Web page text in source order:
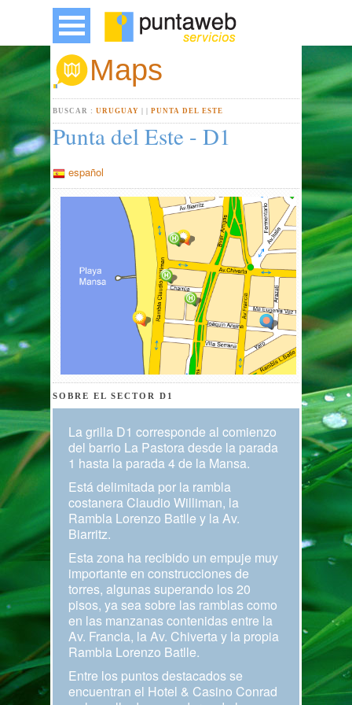
Maps
BUSCAR :URUGUAY |PUNTA DEL ESTE
Punta del Este - D1
español
SOBRE EL SECTOR D1
La grilla D1 corresponde al comienzo
del barrio La Pastora desde la parada
1 hasta la parada 4 de la Mansa.
Está delimitada por la rambla
costanera Claudio Williman, la
Rambla Lorenzo Batlle y la Av.
Biarritz.
Esta zona ha recibido un empuje muy
importante en construcciones de
torres, algunas superando los 20
pisos, ya sea sobre las ramblas como
en las manzanas contenidas entre la
Av. Francia, la Av. Chiverta y la propia
Rambla Lorenzo Batlle.
Entre los puntos destacados se
encuentran el Hotel & Casino Conrad